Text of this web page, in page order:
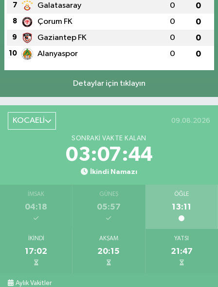
7 Galatasaray 0 0
8 Çorum FK 0 0
9 Gaziantep FK 0 0
10 Alanyaspor 0 0
Detaylar için tıklayın
KOCAELİ 09.08.2026
SONRAKI VAKTE KALAN
03:07:44
İkindi Namazı
İMSAK
04:18
GÜNEŞ
05:57
ÖĞLE
13:11
İKINDI
17:02
AKŞAM
20:15
YATSI
21:47
Aylık Vakitler